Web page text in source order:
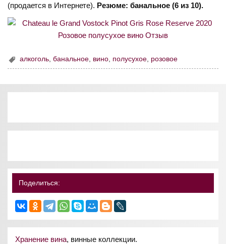
(продается в Интернете). Резюме: банальное (6 из 10).
алкоголь,банальное, вино, полусухое, розовое
Поделиться:
Хранение вина, винные коллекции.